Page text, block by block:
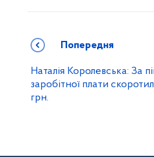
Попередня
Наталія Королевська: За
заробітної плати
грн.